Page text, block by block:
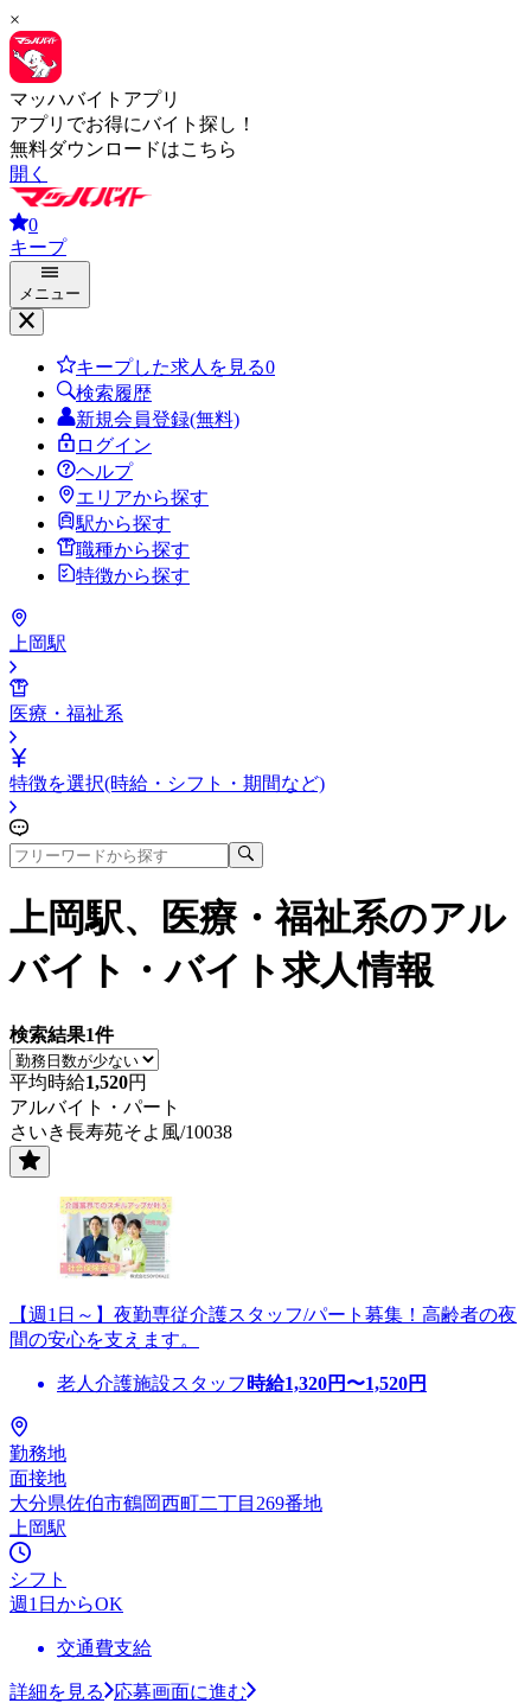
×
マッハバイトアプリ
アプリでお得にバイト探し！
無料ダウンロードはこちら
開く
0
キープ
メニュー
キープした求人を見る0
検索履歴
新規会員登録(無料)
ログイン
ヘルプ
エリアから探す
駅から探す
職種から探す
特徴から探す
上岡駅
医療・福祉系
特徴を選択(時給・シフト・期間など)
上岡駅、医療・福祉系のアル
バイト・バイト求人情報
検索結果1件
平均時給1,520円
アルバイト・パート
さいき長寿苑そよ風/10038
【週1日～】夜勤専従介護スタッフ/パート募集！高齢者の夜
間の安心を支えます。
老人介護施設スタッフ 時給1,320円〜1,520円
勤務地
面接地
大分県佐伯市鶴岡西町二丁目269番地
上岡駅
シフト
週1日からOK
交通費支給
詳細を見る 応募画面に進む